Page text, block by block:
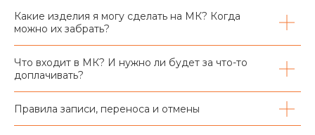
Какие изделия я могу сделать на МК? Когда
можно их забрать?
Что входит в МК? И нужно ли будет за что-то
доплачивать?
Правила записи, переноса и отмены